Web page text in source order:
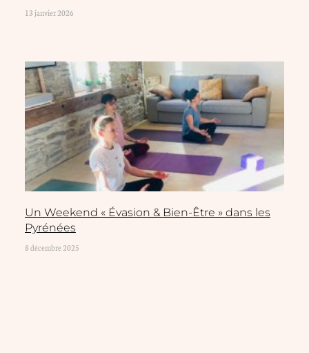
13 janvier 2026
Un Weekend « Évasion & Bien-Être » dans les
Pyrénées
8 décembre 2025